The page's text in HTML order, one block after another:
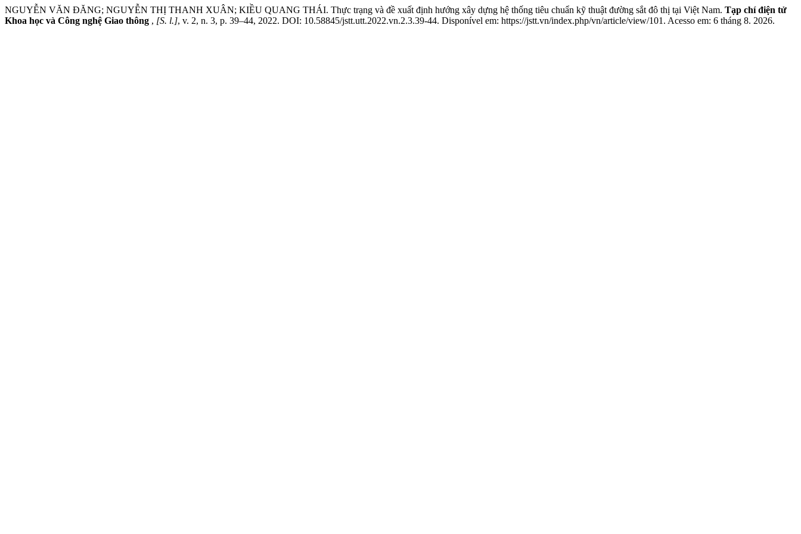
NGUYỄN VĂN ĐĂNG; NGUYỄN THỊ THANH XUÂN; KIỀU QUANG THÁI. Thực trạng và đề xuất định hướng xây dựng hệ thống tiêu chuẩn kỹ thuật đường sắt đô thị tại Việt Nam. Tạp chí điện tử
Khoa học và Công nghệ Giao thông , [S. l.], v. 2, n. 3, p. 39–44, 2022. DOI: 10.58845/jstt.utt.2022.vn.2.3.39-44. Disponível em: https://jstt.vn/index.php/vn/article/view/101. Acesso em: 6 tháng 8. 2026.